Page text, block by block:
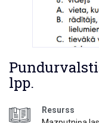
lpp.
Resurss